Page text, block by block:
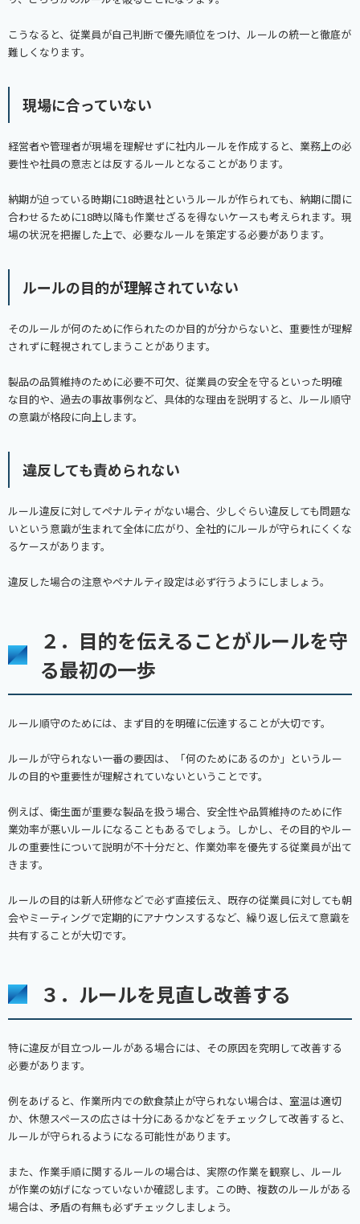
こうなると、従業員が自己判断で優先順位をつけ、ルールの統一と徹底が
難しくなります。
現場に合っていない
経営者や管理者が現場を理解せずに社内ルールを作成すると、業務上の必
要性や社員の意志とは反するルールとなることがあります。
納期が迫っている時期に18時退社というルールが作られても、納期に間に
合わせるために18時以降も作業せざるを得ないケースも考えられます。現
場の状況を把握した上で、必要なルールを策定する必要があります。
ルールの目的が理解されていない
そのルールが何のために作られたのか目的が分からないと、重要性が理解
されずに軽視されてしまうことがあります。
製品の品質維持のために必要不可欠、従業員の安全を守るといった明確
な目的や、過去の事故事例など、具体的な理由を説明すると、ルール順守
の意識が格段に向上します。
違反しても責められない
ルール違反に対してペナルティがない場合、少しぐらい違反しても問題な
いという意識が生まれて全体に広がり、全社的にルールが守られにくくな
るケースがあります。
違反した場合の注意やペナルティ設定は必ず行うようにしましょう。
２．目的を伝えることがルールを守
る最初の一歩
ルール順守のためには、まず目的を明確に伝達することが大切です。
ルールが守られない一番の要因は、「何のためにあるのか」というルー
ルの目的や重要性が理解されていないということです。
例えば、衛生面が重要な製品を扱う場合、安全性や品質維持のために作
業効率が悪いルールになることもあるでしょう。しかし、その目的やルー
ルの重要性について説明が不十分だと、作業効率を優先する従業員が出て
きます。
ルールの目的は新人研修などで必ず直接伝え、既存の従業員に対しても朝
会やミーティングで定期的にアナウンスするなど、繰り返し伝えて意識を
共有することが大切です。
３．ルールを見直し改善する
特に違反が目立つルールがある場合には、その原因を究明して改善する
必要があります。
例をあげると、作業所内での飲食禁止が守られない場合は、室温は適切
か、休憩スペースの広さは十分にあるかなどをチェックして改善すると、
ルールが守られるようになる可能性があります。
また、作業手順に関するルールの場合は、実際の作業を観察し、ルール
が作業の妨げになっていないか確認します。この時、複数のルールがある
場合は、矛盾の有無も必ずチェックしましょう。